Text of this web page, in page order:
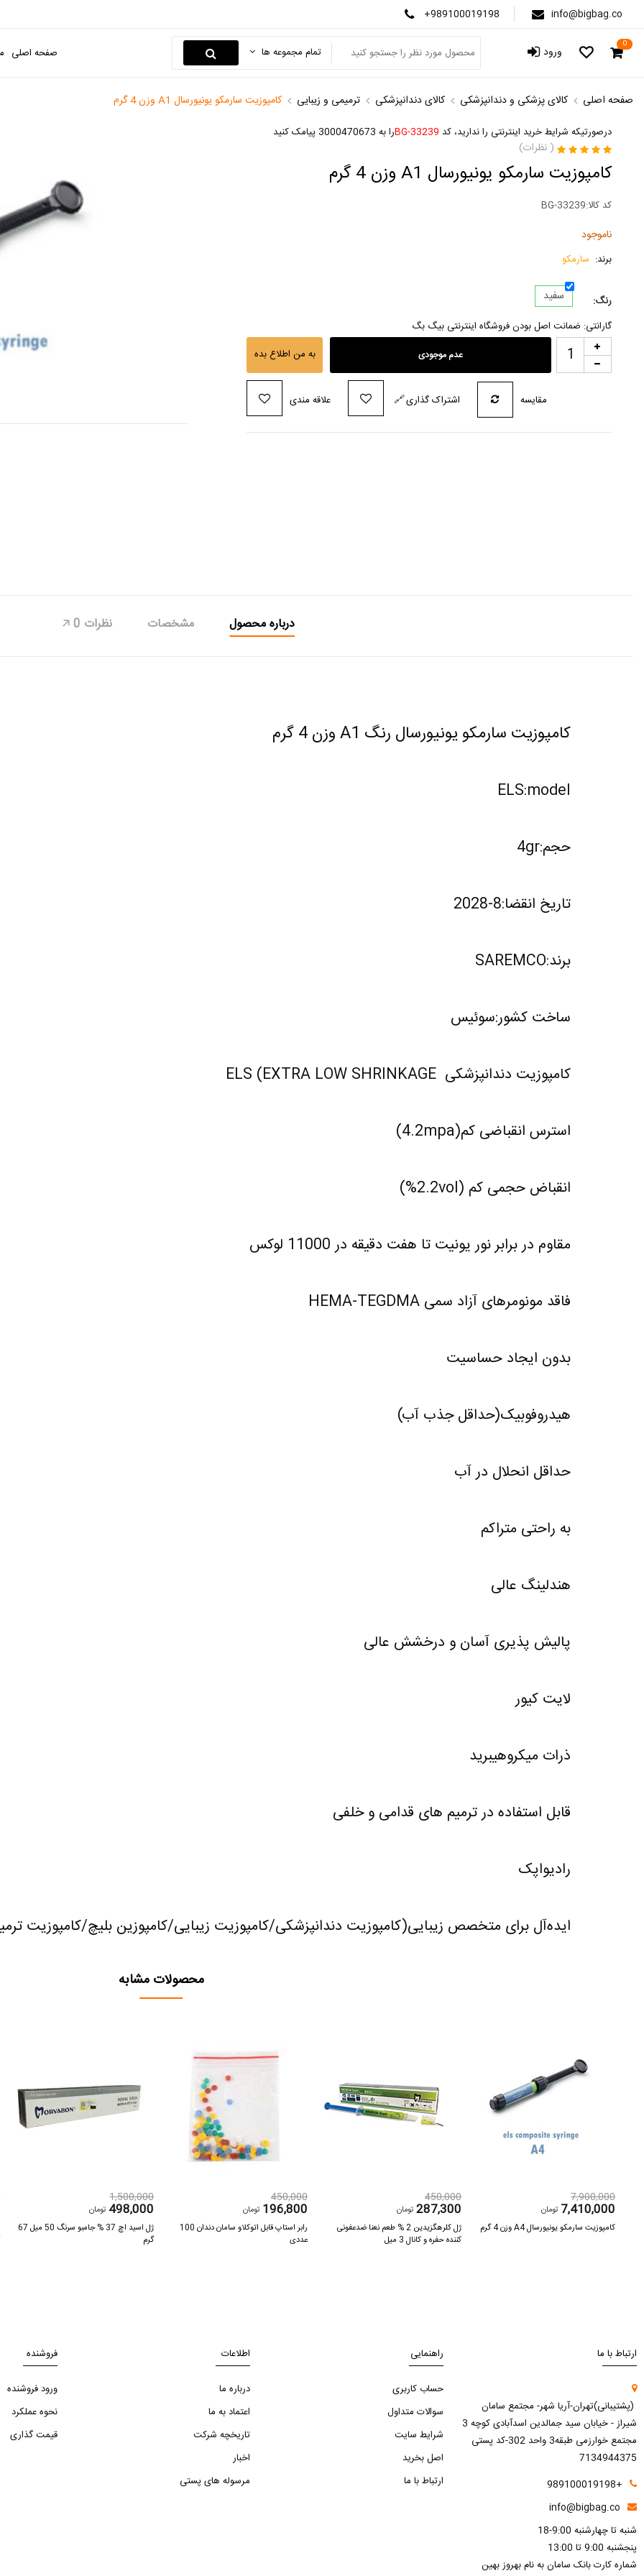
+989100019198 info@bigbag.co
صفحه اصلی تمام مجموعه ها ورود 0
صفحه اصلی کالای پزشکی و دندانپزشکی کالای دندانپزشکی ترمیمی و زیبایی کامپوزیت سارمکو یونیورسال A1 وزن 4 گرم
درصورتیکه شرایط خرید اینترنتی را ندارید، کد BG-33239را به 3000470673 پیامک کنید
( نظرات)
کامپوزیت سارمکو یونیورسال A1 وزن 4 گرم
کد کالا:BG-33239
ناموجود
برند: سارمکو
رنگ: سفید
گارانتی: ضمانت اصل بودن فروشگاه اینترنتی بیگ بگ
عدم موجودی به من اطلاع بده
علاقه مندی 🔗اشتراک گذاری مقایسه
درباره محصول مشخصات نظرات 0
🡥
کامپوزیت سارمکو یونیورسال رنگ A1 وزن 4 گرم
ELS:model
حجم:4gr
تاریخ انقضا:8-2028
برند:SAREMCO
ساخت کشور:سوئیس
کامپوزیت دندانپزشکی ELS (EXTRA LOW SHRINKAGE
استرس انقباضی کم(4.2mpa)
انقباض حجمی کم (2.2vol%)
مقاوم در برابر نور یونیت تا هفت دقیقه در 11000 لوکس
فاقد مونومرهای آزاد سمی HEMA-TEGDMA
بدون ایجاد حساسیت
هیدروفوبیک(حداقل جذب آب)
حداقل انحلال در آب
به راحتی متراکم
هندلینگ عالی
پالیش پذیری آسان و درخشش عالی
لایت کیور
ذرات میکروهیبرید
قابل استفاده در ترمیم های قدامی و خلفی
رادیواپک
ایده‌آل برای متخصص زیبایی(کامپوزیت دندانپزشکی/کامپوزیت زیبایی/کامپوزین بلیچ/کامپوزیت
محصولات مشابه
1,500,000
498,000 تومان
ژل اسید اچ 37 % جامبو سرنگ 50 میل 67
گرم
450,000
196,800 تومان
رابر استاپ قابل اتوکلاو سامان دندان 100
عددی
450,000
287,300 تومان
ژل کلرهگزیدین 2 % طعم نعنا ضدعفونی
کننده حفره و کانال 3 میل
7,900,000
7,410,000 تومان
کامپوزیت سارمکو یونیورسال A4 وزن 4 گرم
ارتباط با ما
(پشتیبانی)تهران-آریا شهر- مجتمع سامان
شیراز - خیابان سید جمالدین اسدآبادی کوچه 3
مجتمع خوارزمی طبقه3 واحد 302-کد پستی
7134944375
+989100019198
info@bigbag.co
شنبه تا چهارشنبه 9:00-18
پنجشنبه 9:00 تا 13:00
شماره کارت بانک سامان به نام بهروز بهین
راهنمایی
حساب کاربری
سوالات متداول
شرایط سایت
اصل بخرید
ارتباط با ما
اطلاعات
درباره ما
اعتماد به ما
تاریخچه شرکت
اخبار
مرسوله های پستی
فروشنده
ورود فروشنده
نحوه عملکرد
قیمت گذاری